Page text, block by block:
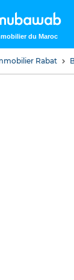
du Maroc
Rabat